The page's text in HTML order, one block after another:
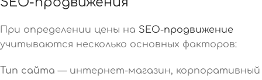
При определении цены на SEO-продвижение
учитываются несколько основных факторов:
Тип сайта — интернет-магазин, корпоративный